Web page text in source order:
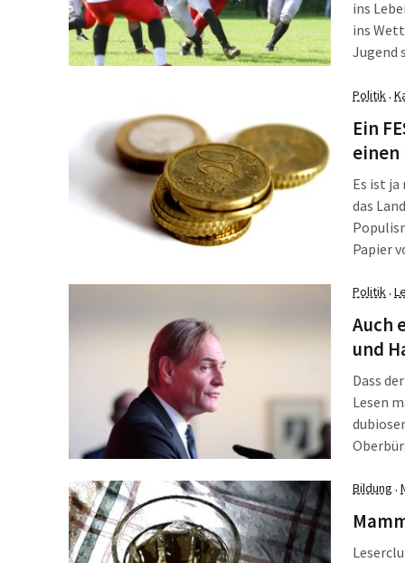
ins
ins
Jugend
Folge
Halle
Politik·
Ein
einen
Es ist ja
das
Papier
daran.
Politik·
Auch
und
Dass
Lesen
seiner
wieder
Bildung ·